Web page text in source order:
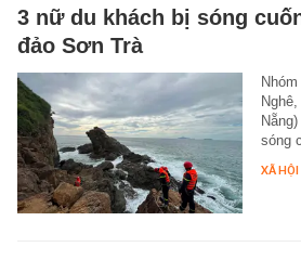
3 nữ du khách bị sóng
đảo Sơn Trà
sóng
XÃ HỘI